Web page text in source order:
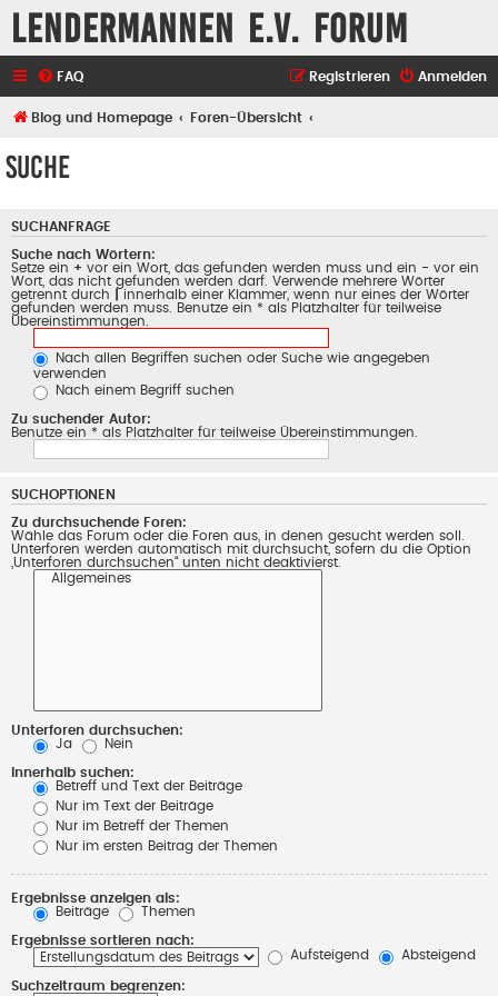
Lendermannen e.V. Forum
FAQ Anmelden
Registrieren
Blog und Homepage Foren-Übersicht
Suche
SUCHANFRAGE
Suche nach Wörtern:
Setze ein + vor ein Wort, das gefunden werden muss und ein - vor ein
Wort, das nicht gefunden werden darf. Verwende mehrere Wörter
getrennt durch
innerhalb einer Klammer, wenn nur eines der Wörter
gefunden werden muss. Benutze ein * als Platzhalter für teilweise
Übereinstimmungen.
Nach allen Begriffen suchen oder Suche wie angegeben
verwenden
Nach einem Begriff suchen
Zu suchender Autor:
Benutze ein * als Platzhalter für teilweise Übereinstimmungen.
SUCHOPTIONEN
Zu durchsuchende Foren:
Wähle das Forum oder die Foren aus, in denen gesucht werden soll.
Unterforen werden automatisch mit durchsucht, sofern du die Option
„Unterforen durchsuchen“ unten nicht deaktivierst.
Unterforen durchsuchen:
Ja
Nein
Innerhalb suchen:
Betreff und Text der Beiträge
Nur im Text der Beiträge
Nur im Betreff der Themen
Nur im ersten Beitrag der Themen
Ergebnisse anzeigen als:
Beiträge
Themen
Ergebnisse sortieren nach:
Aufsteigend
Absteigend
Suchzeitraum begrenzen: